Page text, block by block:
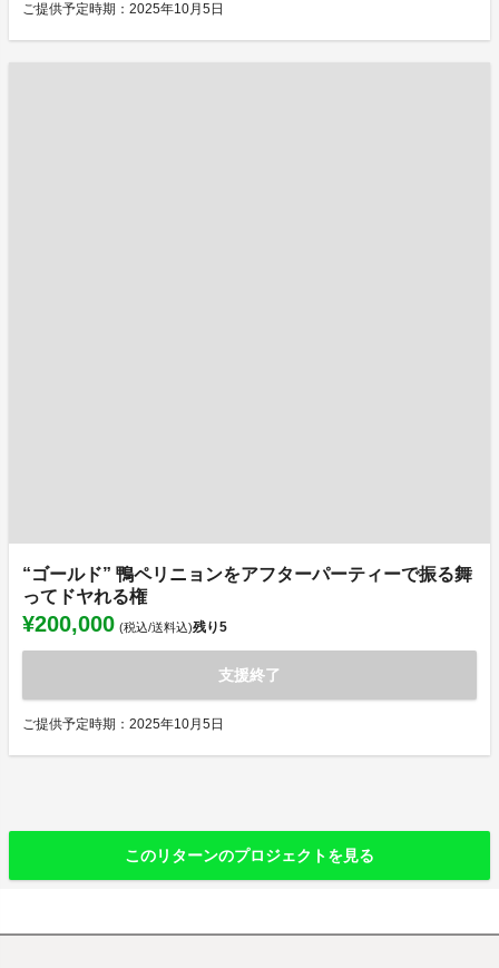
ご提供予定時期：2025年10月5日
“ゴールド” 鴨ペリニョンをアフターパーティーで振る舞
ってドヤれる権
¥200,000 (税込/送料込)残り5
支援終了
ご提供予定時期：2025年10月5日
このリターンのプロジェクトを見る